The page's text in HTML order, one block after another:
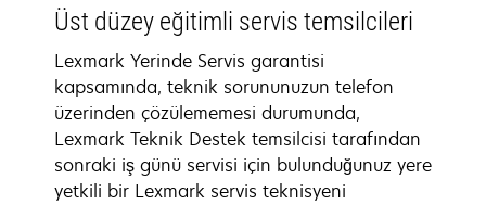
Üst düzey eğitimli servis temsilcileri
Lexmark Yerinde Servis garantisi
kapsamında, teknik sorununuzun telefon
üzerinden çözülememesi durumunda,
Lexmark Teknik Destek temsilcisi tarafından
sonraki iş günü servisi için bulunduğunuz yere
yetkili bir Lexmark servis teknisyeni